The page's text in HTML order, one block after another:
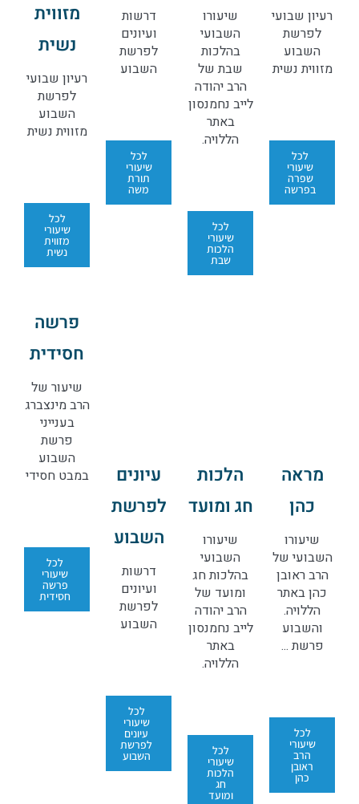
רעיון שבועי
לפרשת
השבוע
מזווית נשית
לכל
שיעורי
שפרה
בפרשה
שיעורו
השבועי
בהלכות
שבת של
הרב יהודה
לייב נחמנסון
באתר
הללויה.
לכל
שיעורי
הלכות
שבת
דרשות
ועיונים
לפרשת
השבוע
לכל
שיעורי
תורת
משה
מזווית
נשית
רעיון שבועי
לפרשת
השבוע
מזווית נשית
לכל
שיעורי
מזווית
נשית
מראה
כהן
שיעורו
השבועי של
הרב ראובן
כהן באתר
הללויה.
והשבוע
פרשת ...
לכל
שיעורי
הרב
ראובן
כהן
הלכות
חג ומועד
שיעורו
השבועי
בהלכות חג
ומועד של
הרב יהודה
לייב נחמנסון
באתר
הללויה.
לכל
שיעורי
הלכות
חג
ומועד
עיונים
לפרשת
השבוע
דרשות
ועיונים
לפרשת
השבוע
לכל
שיעורי
עיונים
לפרשת
השבוע
פרשה
חסידית
שיעור של
הרב מינצברג
בענייני
פרשת
השבוע
במבט חסידי
לכל
שיעורי
פרשה
חסידית